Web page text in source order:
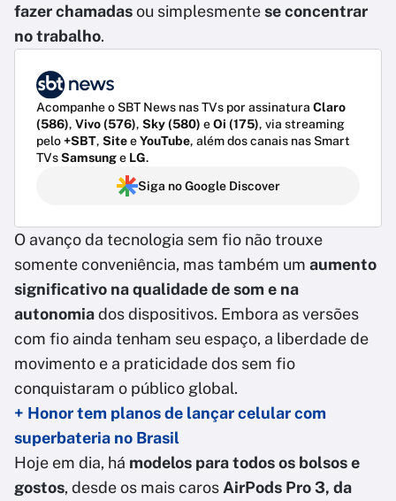
fazer chamadasou simplesmentese concentrar
no trabalho.
Acompanhe o SBT News nas TVs por assinatura Claro
(586), Vivo (576), Sky (580) eOi (175), via streaming
pelo+SBT, SiteeYouTube, além dos canais nas Smart
TVsSamsunge LG.
Siga no Google Discover
O avanço da tecnologia sem fio não trouxe
somente conveniência, mas também um aumento
significativo na qualidade de som e na
autonomiados dispositivos. Embora as versões
com fio ainda tenham seu espaço, a liberdade de
movimento e a praticidade dos sem fio
conquistaram o público global.
+ Honor tem planos de lançar celular com
superbateria no Brasil
Hoje em dia, há modelos para todos os bolsos e
gostos, desde os mais caros AirPods Pro 3, da